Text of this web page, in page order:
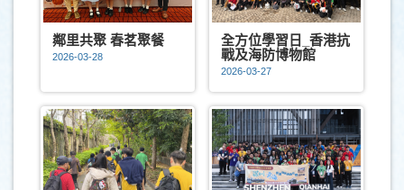
鄰里共聚 春茗聚餐
2026-03-28
全方位學習日_香港抗
戰及海防博物館
2026-03-27